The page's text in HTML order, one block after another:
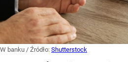
W banku / Źródło: Shutterstock